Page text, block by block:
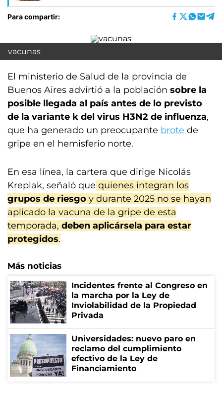
Para compartir:
vacunas
El ministerio de Salud de la provincia de
Buenos Aires advirtió a la población sobre la
posible llegada al país antes de lo previsto
de la variante k del virus H3N2 de influenza,
que ha generado un preocupante brote de
gripe en el hemisferio norte.
En esa línea, la cartera que dirige Nicolás
Kreplak, señaló que quienes integran los
grupos de riesgo y durante 2025 no se hayan
aplicado la vacuna de la gripe de esta
temporada, deben aplicársela para estar
protegidos.
Más noticias
Incidentes frente al Congreso en
la marcha por la Ley de
Inviolabilidad de la Propiedad
Privada
Universidades: nuevo paro en
reclamo del cumplimiento
efectivo de la Ley de
Financiamiento